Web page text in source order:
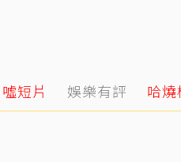
噓短片 娛樂有評 哈燒